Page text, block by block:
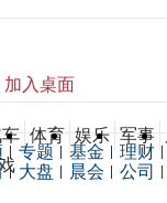
加入桌面
体育 娱乐 军事
专题 基金 理财
大盘 晨会 公司